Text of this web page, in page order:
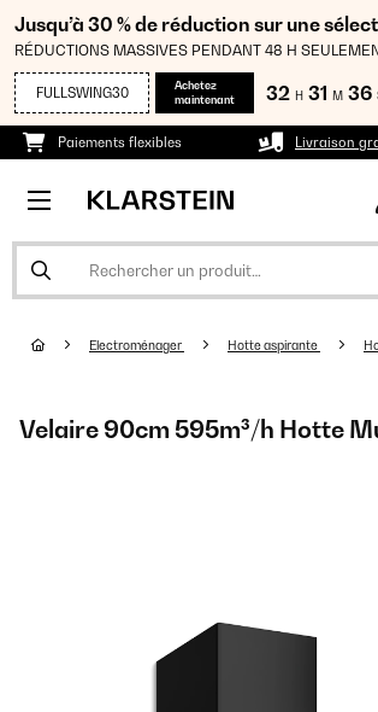
Jusqu’à 30 % de réduction sur une
RÉDUCTIONS MASSIVES PENDANT 48 H
FULLSWING30
Achetez
maintenant
32 H 31 M 35
Paiements flexibles Livraison
Electroménager Hotte aspirante
Velaire 90cm 595m³/h Hotte